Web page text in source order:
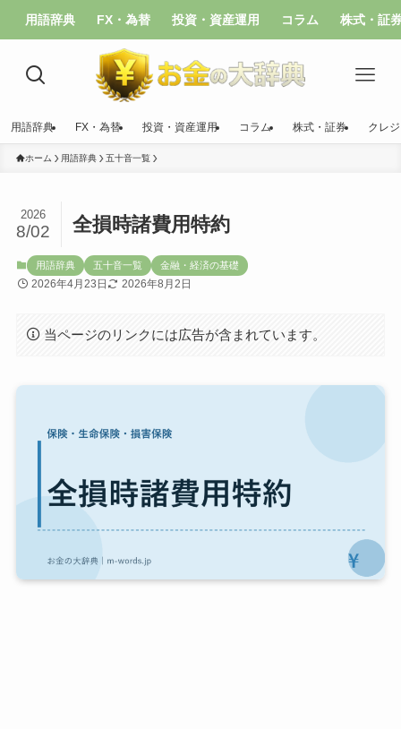
用語辞典 FX・為替 投資・資産運用 コラム 株式・証
用語辞典 FX・為替 投資・資産運用 コラム 株式・証券 クレ
ホーム 用語辞典 五十音一覧
全損時諸費用特約
2026
8/02
用語辞典 五十音一覧 金融・経済の基礎
2026年4月23日 2026年8月2日
当ページのリンクには広告が含まれています。